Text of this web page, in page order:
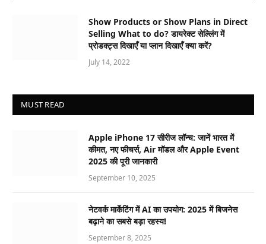
Show Products or Show Plans in Direct
Selling What to do? डायरेक्ट सेल्लिंग में
प्रोडक्ट्स दिखाएँ या प्लान दिखाएँ क्या करें?
July 14, 2022
MUST READ
Apple iPhone 17 सीरीज लॉन्च: जानें भारत में
कीमत, नए फीचर्स, Air मॉडल और Apple Event
2025 की पूरी जानकारी
September 10, 2025
नेटवर्क मार्केटिंग में AI का उपयोग: 2025 में बिजनेस
बढ़ाने का सबसे बड़ा रहस्य!
September 8, 2025